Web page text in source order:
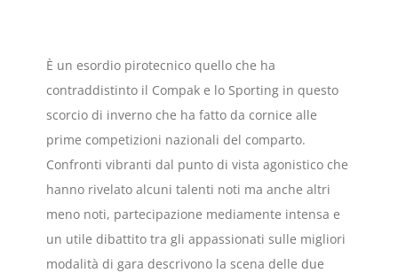
È un esordio pirotecnico quello che ha
contraddistinto il Compak e lo Sporting in questo
scorcio di inverno che ha fatto da cornice alle
prime competizioni nazionali del comparto.
Confronti vibranti dal punto di vista agonistico che
hanno rivelato alcuni talenti noti ma anche altri
meno noti, partecipazione mediamente intensa e
un utile dibattito tra gli appassionati sulle migliori
modalità di gara descrivono la scena delle due